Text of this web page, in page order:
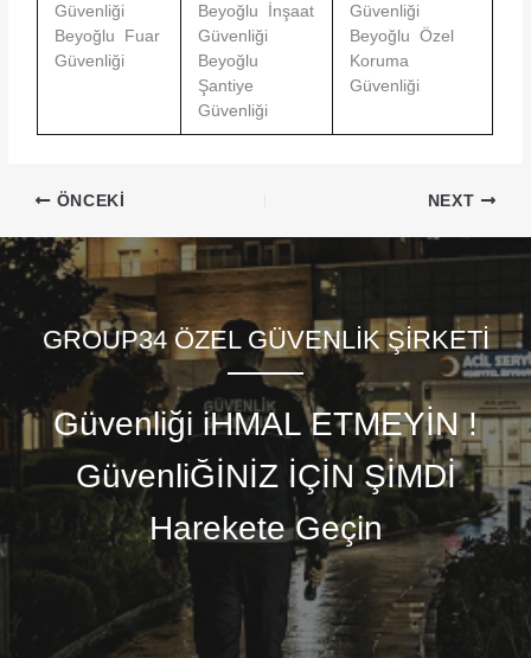
Güvenliği
Beyoğlu Fuar
Güvenliği
Beyoğlu İnşaat
Güvenliği
Beyoğlu
Şantiye
Güvenliği
Güvenliği
Beyoğlu Özel
Koruma
Güvenliği
ÖNCEKI NEXT
GROUP34 ÖZEL GÜVENLİK ŞİRKETİ
Güvenliği iHMAL ETMEYİN !
GüvenliĞİNİZ İÇİN ŞİMDİ
Harekete Geçin